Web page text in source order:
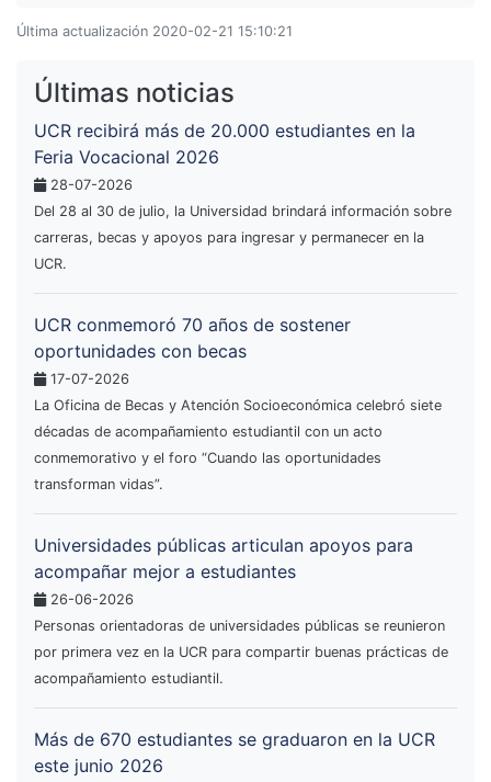
Última actualización 2020-02-21 15:10:21
Últimas noticias
UCR recibirá más de 20.000 estudiantes en la
Feria Vocacional 2026
28-07-2026
Del 28 al 30 de julio, la Universidad brindará información sobre
carreras, becas y apoyos para ingresar y permanecer en la
UCR.
UCR conmemoró 70 años de sostener
oportunidades con becas
17-07-2026
La Oficina de Becas y Atención Socioeconómica celebró siete
décadas de acompañamiento estudiantil con un acto
conmemorativo y el foro “Cuando las oportunidades
transforman vidas”.
Universidades públicas articulan apoyos para
acompañar mejor a estudiantes
26-06-2026
Personas orientadoras de universidades públicas se reunieron
por primera vez en la UCR para compartir buenas prácticas de
acompañamiento estudiantil.
Más de 670 estudiantes se graduaron en la UCR
este junio 2026